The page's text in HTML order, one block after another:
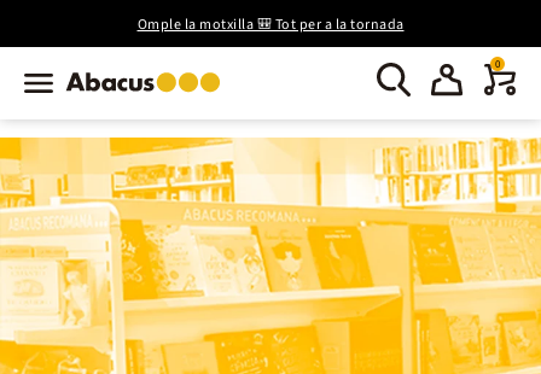
Omple la motxilla 🎒 Tot per a la tornada
0